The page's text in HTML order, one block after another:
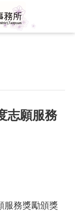
志願服務
服務獎勵頒獎